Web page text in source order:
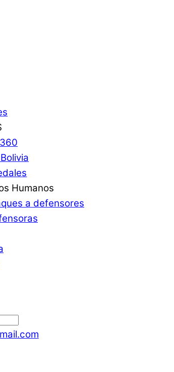
Humanos
a defensores